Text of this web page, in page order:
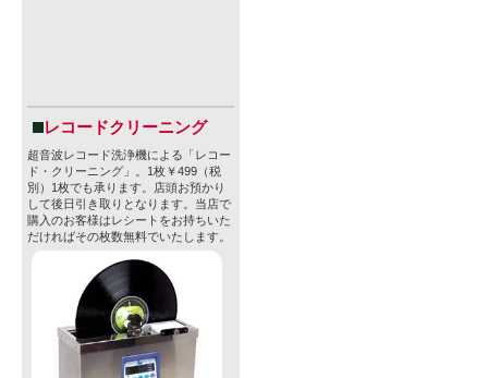
レコードクリーニング
超音波レコード洗浄機による「レコー
ド・クリーニング」。1枚￥499（税
別）1枚でも承ります。店頭お預かり
して後日引き取りとなります。当店で
購入のお客様はレシートをお持ちいた
だければその枚数無料でいたします。